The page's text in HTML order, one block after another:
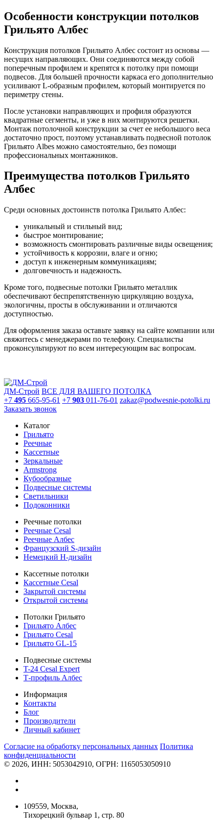
Особенности конструкции потолков
Грильято Албес
Конструкция потолков Грильято Албес состоит из основы —
несущих направляющих. Они соединяются между собой
поперечным профилем и крепятся к потолку при помощи
подвесов. Для большей прочности каркаса его дополнительно
усиливают L-образным профилем, который монтируется по
периметру стены.
После установки направляющих и профиля образуются
квадратные сегменты, и уже в них монтируются решетки.
Монтаж потолочной конструкции за счет ее небольшого веса
достаточно прост, поэтому устанавливать подвесной потолок
Грильято Albes можно самостоятельно, без помощи
профессиональных монтажников.
Преимущества потолков Грильято
Албес
Среди основных достоинств потолка Грильято Албес:
уникальный и стильный вид;
быстрое монтирование;
возможность смонтировать различные виды освещения;
устойчивость к коррозии, влаге и огню;
доступ к инженерным коммуникациям;
долговечность и надежность.
Кроме того, подвесные потолки Грильято металлик
обеспечивают беспрепятственную циркуляцию воздуха,
экологичны, просты в обслуживании и отличаются
доступностью.
Для оформления заказа оставьте заявку на сайте компании или
свяжитесь с менеджерами по телефону. Специалисты
проконсультируют по всем интересующим вас вопросам.
ДМ-Строй ВСЕ ДЛЯ ВАШЕГО ПОТОЛКА
+7 495 665-95-61 +7 903 011-76-01 zakaz@podwesnie-potolki.ru
Заказать звонок
Каталог
Грильято
Реечные
Кассетные
Зеркальные
Armstrong
Кубообразные
Подвесные системы
Светильники
Подоконники
Реечные потолки
Реечные Cesal
Реечные Албес
Французский S-дизайн
Немецкий H-дизайн
Кассетные потолки
Кассетные Cesal
Закрытой системы
Открытой системы
Потолки Грильято
Грильято Албес
Грильято Cesal
Грильято GL-15
Подвесные системы
T-24 Cesal Expert
Т-профиль Албес
Информация
Контакты
Блог
Производители
Личный кабинет
Согласие на обработку персональных данных Политикa
конфиденциальности
© 2026, ИНН: 5053042910, ОГРН: 1165053050910
109559, Москва,
Тихорецкий бульвар 1, стр. 80